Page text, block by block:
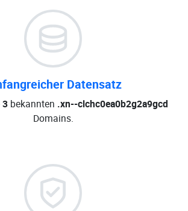
Datensatz
3bekannten .xn--clchc0ea0b2g2a9gcd
Domains.